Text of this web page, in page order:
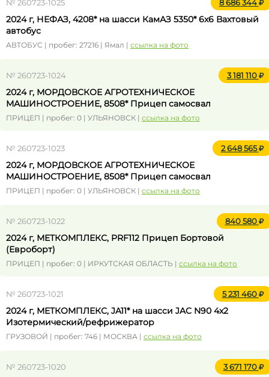
№ 260723-1025 8 686 344
2024 г, НЕФАЗ, 4208* на шасси КамАЗ 5350* 6x6 Вахтовый
автобус
АВТОБУС | пробег: 27216 | Ямал | ссылка на фото
№ 260723-1024 3 181 110
2024 г, МОРДОВСКОЕ АГРОТЕХНИЧЕСКОЕ
МАШИНОСТРОЕНИЕ, 8508* Прицеп самосвал
ПРИЦЕП | пробег: 0 | УЛЬЯНОВСК | ссылка на фото
№ 260723-1023 2 648 565
2024 г, МОРДОВСКОЕ АГРОТЕХНИЧЕСКОЕ
МАШИНОСТРОЕНИЕ, 8508* Прицеп самосвал
ПРИЦЕП | пробег: 0 | УЛЬЯНОВСК | ссылка на фото
№ 260723-1022 840 580
2024 г, МЕТКОМПЛЕКС, PRF112 Прицеп Бортовой
(Евроборт)
ПРИЦЕП | пробег: 0 | ИРКУТСКАЯ ОБЛАСТЬ | ссылка на фото
№ 260723-1021 5 231 460
2024 г, МЕТКОМПЛЕКС, JA11* на шасси JAC N90 4x2
Изотермический/рефрижератор
ГРУЗОВОЙ | пробег: 746 | МОСКВА | ссылка на фото
№ 260723-1020 3 671 170